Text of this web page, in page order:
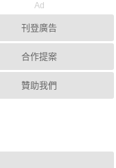
Ad
刊登廣告
合作提案
贊助我們